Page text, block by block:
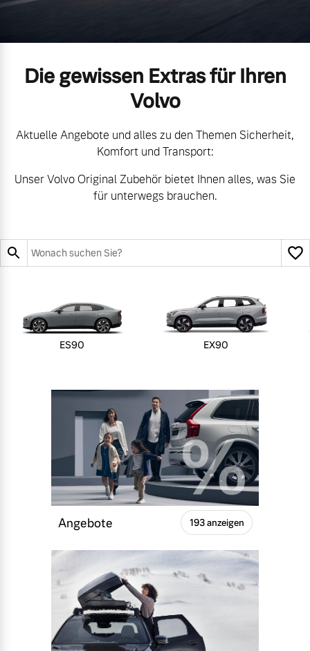
Aktuelle Zubehörangebote
Zubehörkatalog
Aktuelle Serviceangebote
Die gewissen Extras für Ihren
Volvo
Aktuelle Angebote und alles zu den Themen Sicherheit,
Komfort und Transport:
Unser Volvo Original Zubehör bietet Ihnen alles, was Sie
für unterwegs brauchen.
ES90 EX90
Angebote 193 anzeigen